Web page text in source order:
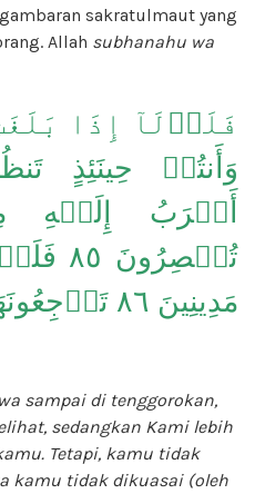
sakratulmaut yang
Allah subhanahu wa
أَقۡرَبُ إِلَيۡهِ
مَدِينِينَ ٨٦
sampai di tenggorokan,
sedangkan Kami lebih
Tetapi, kamu tidak
kamu tidak dikuasai (oleh